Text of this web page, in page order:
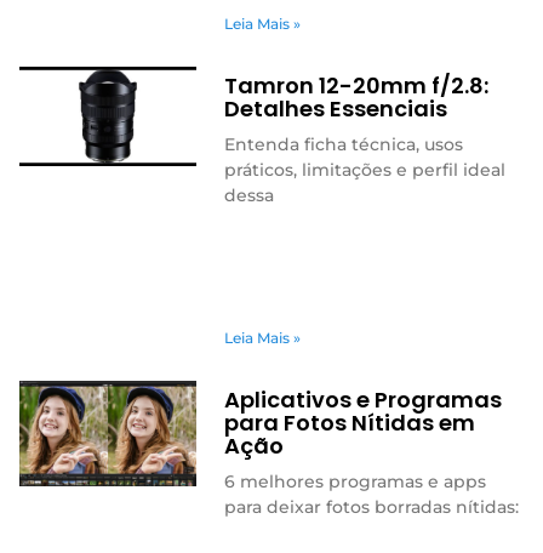
Leia Mais »
Tamron 12-20mm f/2.8:
Detalhes Essenciais
Entenda ficha técnica, usos
práticos, limitações e perfil ideal
dessa
Leia Mais »
Aplicativos e Programas
para Fotos Nítidas em
Ação
6 melhores programas e apps
para deixar fotos borradas nítidas: